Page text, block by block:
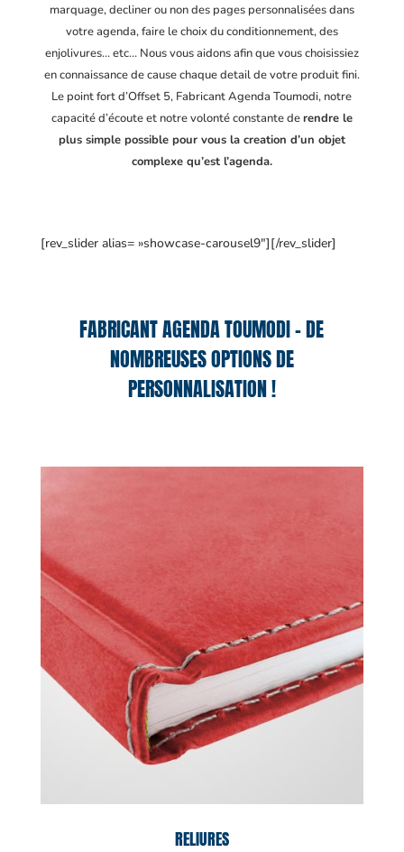
marquage, decliner ou non des pages personnalisées dans
votre agenda, faire le choix du conditionnement, des
enjolivures… etc… Nous vous aidons afin que vous choisissiez
en connaissance de cause chaque detail de votre produit fini.
Le point fort d’Offset 5, Fabricant Agenda Toumodi, notre
capacité d’écoute et notre volonté constante derendre le
plus simple possible pour vous la creation d’un objet
complexe qu’est l’agenda.
[rev_slider alias= »showcase-carousel9″][/rev_slider]
FABRICANT AGENDA TOUMODI – DE
NOMBREUSES OPTIONS DE
PERSONNALISATION !
RELIURES